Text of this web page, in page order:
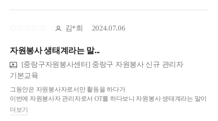
김*희 2024.07.06
자원봉사 생태계라는 말...
[중랑구자원봉사센터] 중랑구 자원봉사 신규 관리자
기본교육
그동안은 자원봉사자로서만 활동을 하다가
이번에 자원봉사자 관리자로서 OT를 하다보니 자원봉사 생태계라는 말이
참 신선하게 들렸습니다.
더구나 김의욱 선생님의 강의 중 인용 문구 하나하나가 너무 의미 있고
더보기